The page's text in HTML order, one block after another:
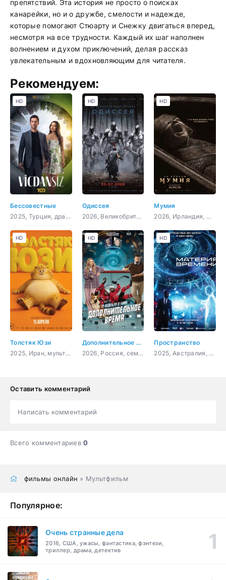
препятствий. Эта история не просто о поисках
канарейки, но и о дружбе, смелости и надежде,
которые помогают Стюарту и Снежку двигаться вперед,
несмотря на все трудности. Каждый их шаг наполнен
волнением и духом приключений, делая рассказ
увлекательным и вдохновляющим для читателя.
Рекомендуем:
Бессовестные
2025, Турция, драма
HD
Одиссея
2026, Великобритания, США, фэнтези, боевик, приключения
HD
Мумия
2026, Ирландия, США, ужасы
HD
Толстяк Юзи
2025, Иран, мультфильм, приключения, комедия, семейный
HD
Дополнительное время
2026, Россия, семейный, приключения, спорт, фантастика
HD
Пространство
2025, Австралия, фантастика, триллер, криминал
HD
Оставить комментарий
Написать комментарий
Всего комментариев0
фильмы онлайн » Мультфильм
Популярное:
Очень странные дела
2016, США, ужасы, фантастика, фэнтези,
триллер, драма, детектив